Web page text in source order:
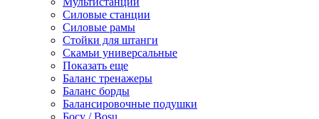
Силовые станции
Силовые рамы
Стойки для штанги
Скамьи универсальные
Показать еще
Баланс тренажеры
Баланс борды
Балансировочные подушки
Босу / Bosu